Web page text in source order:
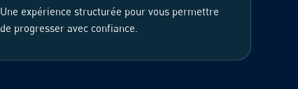
Une expérience structurée pour vous permettre
de progresser avec confiance.